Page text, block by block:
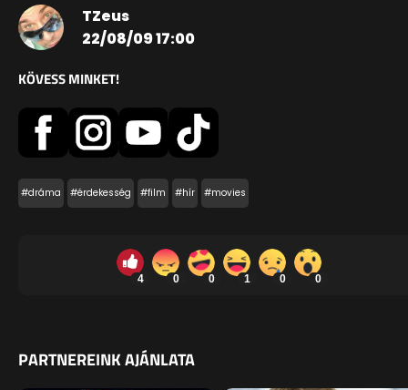
TZeus
22/08/09 17:00
KÖVESS MINKET!
#dráma #érdekesség #film #hír #movies
4 0 0 1 0 0
PARTNEREINK AJÁNLATA